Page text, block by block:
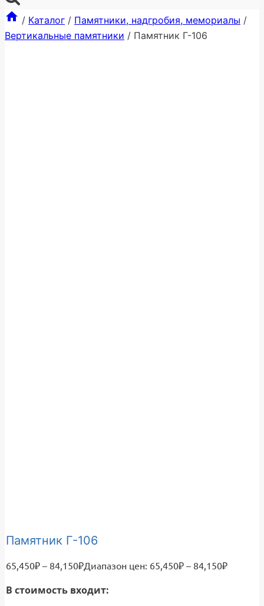
/ Каталог / Памятники, надгробия, мемориалы /
Вертикальные памятники / Памятник Г-106
Памятник Г-106
65,450₽ – 84,150₽Диапазон цен: 65,450₽ – 84,150₽
В стоимость входит: